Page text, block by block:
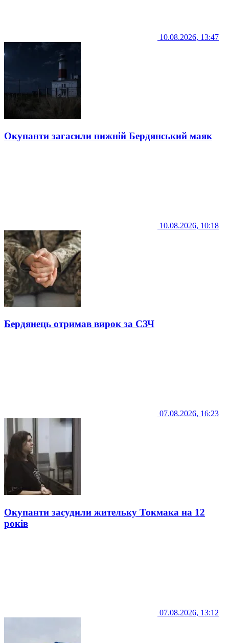
10.08.2026, 13:47
Окупанти загасили нижній Бердянський маяк
10.08.2026, 10:18
Бердянець отримав вирок за СЗЧ
07.08.2026, 16:23
Окупанти засудили жительку Токмака на 12
років
07.08.2026, 13:12